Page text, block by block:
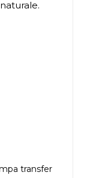
transfer